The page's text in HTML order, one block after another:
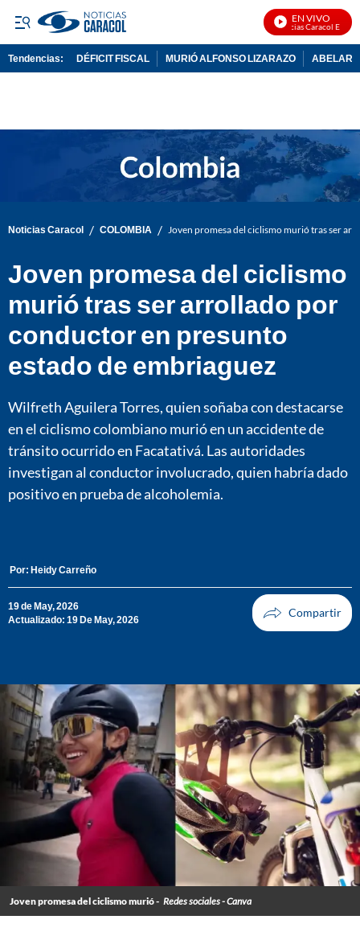
EN VIVO
Noticias Caracol En Vivo
Tendencias: DÉFICIT FISCAL MURIÓ ALFONSO LIZARAZO
Noticias Caracol / COLOMBIA / Joven promesa del ciclismo murió tras ser
Joven promesa del ciclismo
murió tras ser arrollado por
conductor en presunto
estado de embriaguez
Wilfreth Aguilera Torres, quien soñaba con destacarse
en el ciclismo colombiano murió en un accidente de
tránsito ocurrido en Facatativá. Las autoridades
investigan al conductor involucrado, quien habría dado
positivo en prueba de alcoholemia.
Por: Heidy Carreño
19 de May, 2026
Actualizado: 19 De May, 2026
Joven promesa del ciclismo murió - Redes sociales - Canva